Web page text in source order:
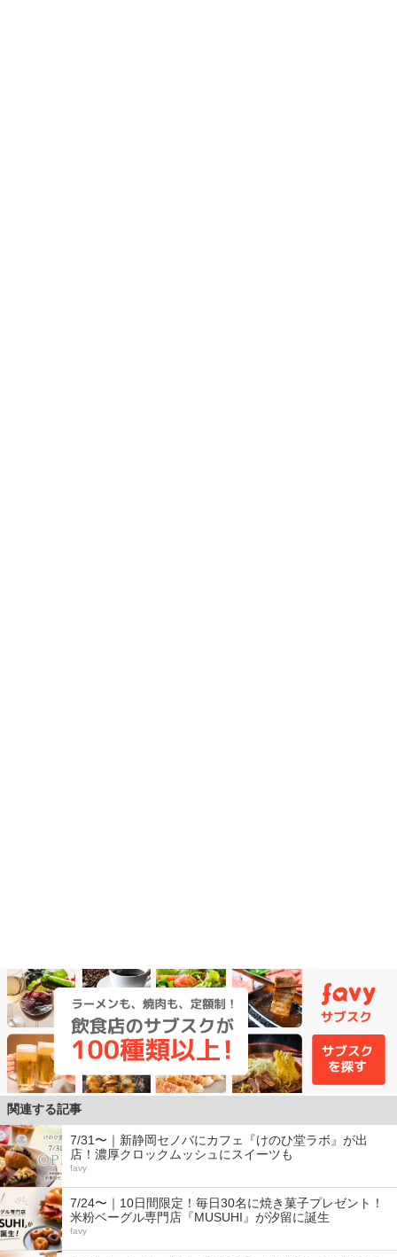
関連する記事
7/31〜｜新静岡セノバにカフェ『けのひ堂ラボ』が出
店！濃厚クロックムッシュにスイーツも
favy
7/24〜｜10日間限定！毎日30名に焼き菓子プレゼント！
米粉ベーグル専門店『MUSUHI』が汐留に誕生
favy